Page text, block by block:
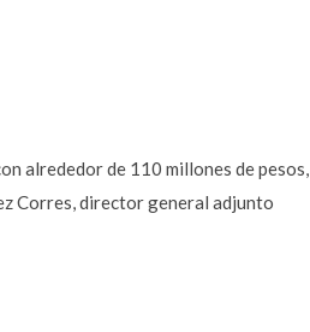
alrededor de 110 millones de pesos,
Corres, director general adjunto